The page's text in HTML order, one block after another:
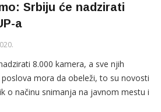
Srbiju će nadzirati
a
8.000 kamera, a sve njih
mora da obeleži, to su novosti
o načinu snimanja na javnom mestu i